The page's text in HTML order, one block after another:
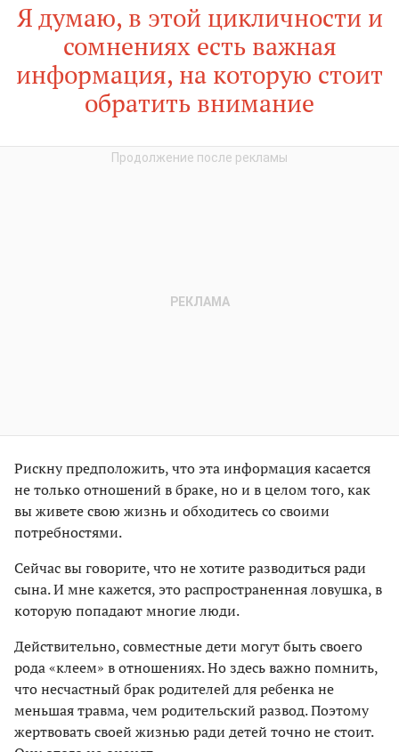
Я думаю, в этой цикличности и
сомнениях есть важная
информация, на которую стоит
обратить внимание
Рискну предположить, что эта информация касается
не только отношений в браке, но и в целом того, как
вы живете свою жизнь и обходитесь со своими
потребностями.
Сейчас вы говорите, что не хотите разводиться ради
сына. И мне кажется, это распространенная ловушка, в
которую попадают многие люди.
Действительно, совместные дети могут быть своего
рода «клеем» в отношениях. Но здесь важно помнить,
что несчастный брак родителей для ребенка не
меньшая травма, чем родительский развод. Поэтому
жертвовать своей жизнью ради детей точно не стоит.